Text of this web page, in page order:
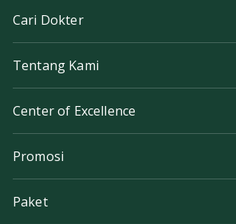
Cari Dokter
Tentang Kami
Center of Excellence
Promosi
Paket